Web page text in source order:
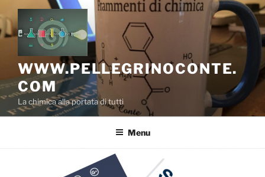
Salta
al
contenuto
WWW.PELLEGRINOCONTE.
COM
La chimica alla portata di tutti
Menu